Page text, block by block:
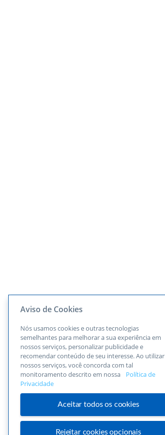
Aviso de Cookies
Nós usamos cookies e outras tecnologias
semelhantes para melhorar a sua experiência em
nossos serviços, personalizar publicidade e
recomendar conteúdo de seu interesse. Ao utilizar
nossos serviços, você concorda com tal
monitoramento descrito em nossa
Política de
Privacidade
Aceitar todos os cookies
Rejeitar cookies opcionais